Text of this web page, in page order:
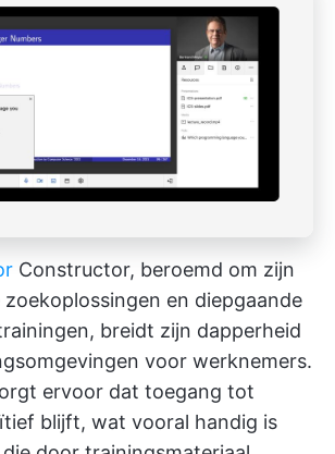
Constructor, beroemd om zijn
en diepgaande
breidt zijn dapperheid
voor werknemers.
ervoor dat toegang tot
blijft, wat vooral handig is